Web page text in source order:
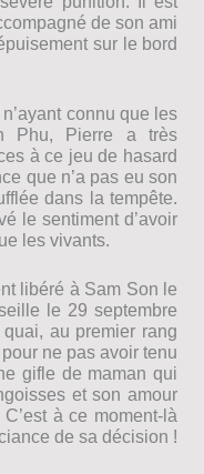
de son ami
sur le bord
connu que les
Phu, Pierre a très
à ce jeu de hasard
que n’a pas eu son
dans la tempête.
le sentiment d’avoir
les vivants.
libéré à Sam Son le
le 29 septembre
au premier rang
ne pas avoir tenu
gifle de maman qui
et son amour
à ce moment-là
de sa décision !